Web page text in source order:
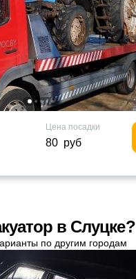
Цена посадки
80 руб
в Слуцке?
по другим городам